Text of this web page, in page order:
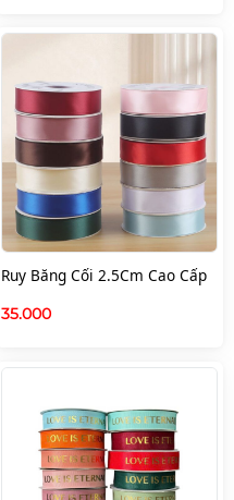
Ruy Băng Cối 2.5Cm Cao Cấp
35.000